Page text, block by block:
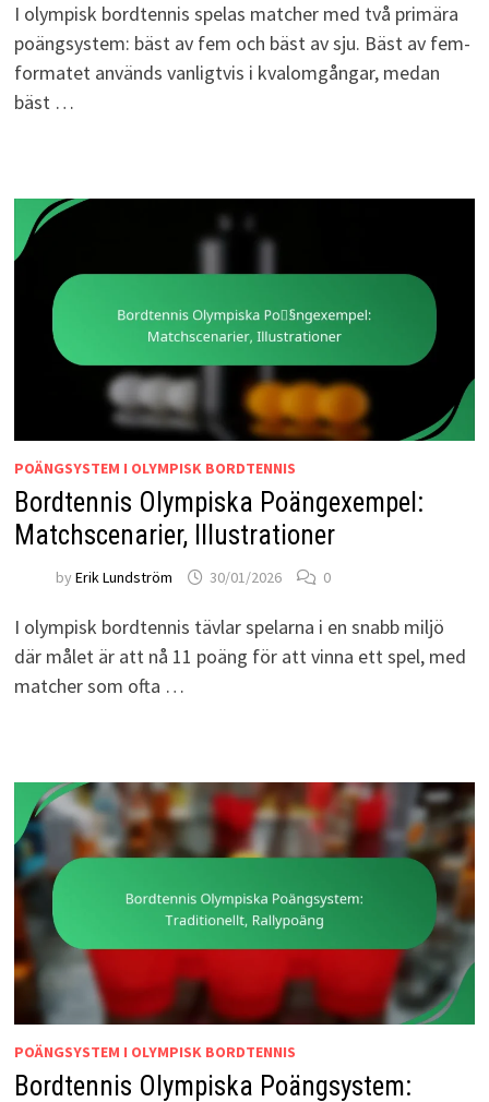
I olympisk bordtennis spelas matcher med två primära
poängsystem: bäst av fem och bäst av sju. Bäst av fem-
formatet används vanligtvis i kvalomgångar, medan
bäst …
POÄNGSYSTEM I OLYMPISK BORDTENNIS
Bordtennis Olympiska Poängexempel:
Matchscenarier, Illustrationer
by Erik Lundström 30/01/2026 0
I olympisk bordtennis tävlar spelarna i en snabb miljö
där målet är att nå 11 poäng för att vinna ett spel, med
matcher som ofta …
POÄNGSYSTEM I OLYMPISK BORDTENNIS
Bordtennis Olympiska Poängsystem: